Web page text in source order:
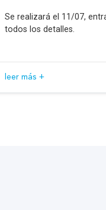
Se realizará el 11/07,
todos los detalles.
leer más +